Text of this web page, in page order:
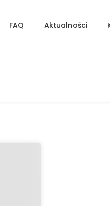
FAQ Aktualności